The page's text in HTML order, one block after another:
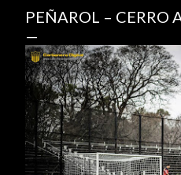
PEÑAROL – CERRO